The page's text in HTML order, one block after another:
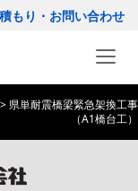
もり・お問い合わせ
> 県単耐震橋梁緊急架換工事
（A1橋台工）